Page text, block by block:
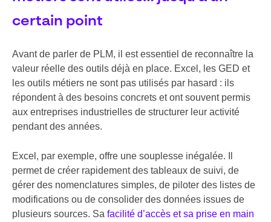
certain point
Avant de parler de PLM, il est essentiel de reconnaître la
valeur réelle des outils déjà en place. Excel, les GED et
les outils métiers ne sont pas utilisés par hasard : ils
répondent à des besoins concrets et ont souvent permis
aux entreprises industrielles de structurer leur activité
pendant des années.
Excel, par exemple, offre une souplesse inégalée. Il
permet de créer rapidement des tableaux de suivi, de
gérer des nomenclatures simples, de piloter des listes de
modifications ou de consolider des données issues de
plusieurs sources. Sa facilité d’accès et sa prise en main